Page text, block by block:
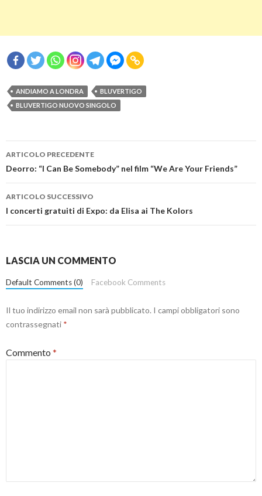
ANDIAMO A LONDRA
BLUVERTIGO
BLUVERTIGO NUOVO SINGOLO
Navigazione
articolo
ARTICOLO PRECEDENTE
Deorro: “I Can Be Somebody” nel film “We Are Your Friends”
ARTICOLO SUCCESSIVO
I concerti gratuiti di Expo: da Elisa ai The Kolors
LASCIA UN COMMENTO
Default Comments (0) Facebook Comments
Il tuo indirizzo email non sarà pubblicato. I campi obbligatori sono
contrassegnati *
Commento *